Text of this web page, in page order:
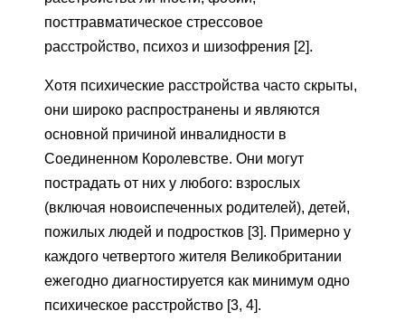
посттравматическое стрессовое
расстройство, психоз и шизофрения [2].
Хотя психические расстройства часто скрыты,
они широко распространены и являются
основной причиной инвалидности в
Соединенном Королевстве. Они могут
пострадать от них у любого: взрослых
(включая новоиспеченных родителей), детей,
пожилых людей и подростков [3]. Примерно у
каждого четвертого жителя Великобритании
ежегодно диагностируется как минимум одно
психическое расстройство [3, 4].